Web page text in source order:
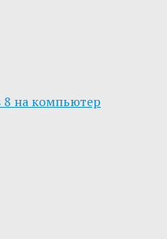
8 на компьютер